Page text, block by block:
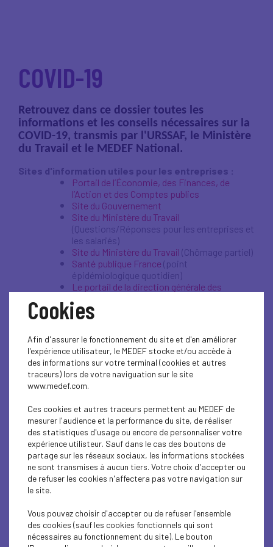
COVID-19
Retrouvez dans ce dossier toutes les
informations et les conseils nécessaires sur la
COVID-19, transmis par l'URSSAF, le Ministère
du Travail et le MEDEF National.
Sites d'information utiles pour les entreprises :
Portail de l’Économie, des Finances, de
l’Action et des Comptes publics
Site du Gouvernement
Site du Ministère du Travail
(Questions/Réponses pour les entreprises et
les salariés)
Site du Ministère du Travail (Chômage partiel)
Santé publique France (point
épidémiologique quotidien)
Le portail de la direction générale des
DIRECCTE Hauts-de-France
Site du Ministère du Travail
sécurité des salariés en entreprise
face à l’épidémie de COVID-19
Site du Ministère du Travail- Télétravail
en période de COVID-19
Site du Ministère du Travail
salariés et les employeurs
Documents & Informations à
consulter & à télécharger:
CORONAVIRUS
Cookies
Afin d'assurer le fonctionnement du site et d'en améliorer
l'expérience utilisateur, le MEDEF stocke et/ou accède à
des informations sur votre terminal (cookies et autres
traceurs) lors de votre naviguation sur le site
www.medef.com.
Ces cookies et autres traceurs permettent au MEDEF de
mesurer l'audience et la performance du site, de réaliser
des statistiques d'usage ou encore de personnaliser votre
expérience utilisteur. Sauf dans le cas des boutons de
partage sur les réseaux sociaux, les informations stockées
ne sont transmises à aucun tiers. Votre choix d'accepter ou
de refuser les cookies n'affectera pas votre navigation sur
le site.
Vous pouvez choisir d'accepter ou de refuser l'ensemble
des cookies (sauf les cookies fonctionnels qui sont
nécessaires au fonctionnement du site). Le bouton